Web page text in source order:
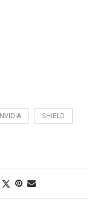
NVIDIA SHIELD